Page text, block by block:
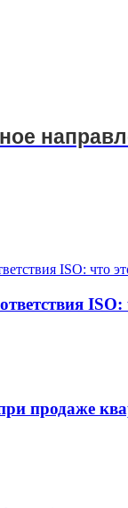
ISO:
продаже